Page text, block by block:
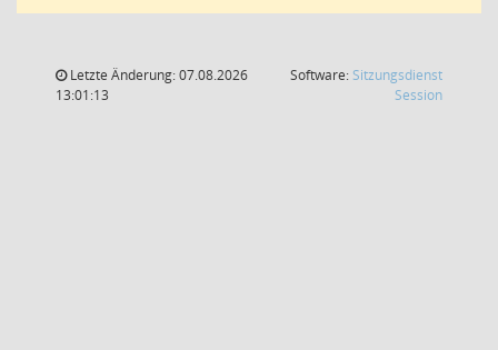
Letzte Änderung: 07.08.2026
13:01:13
Software: Sitzungsdienst
Session(Wird in